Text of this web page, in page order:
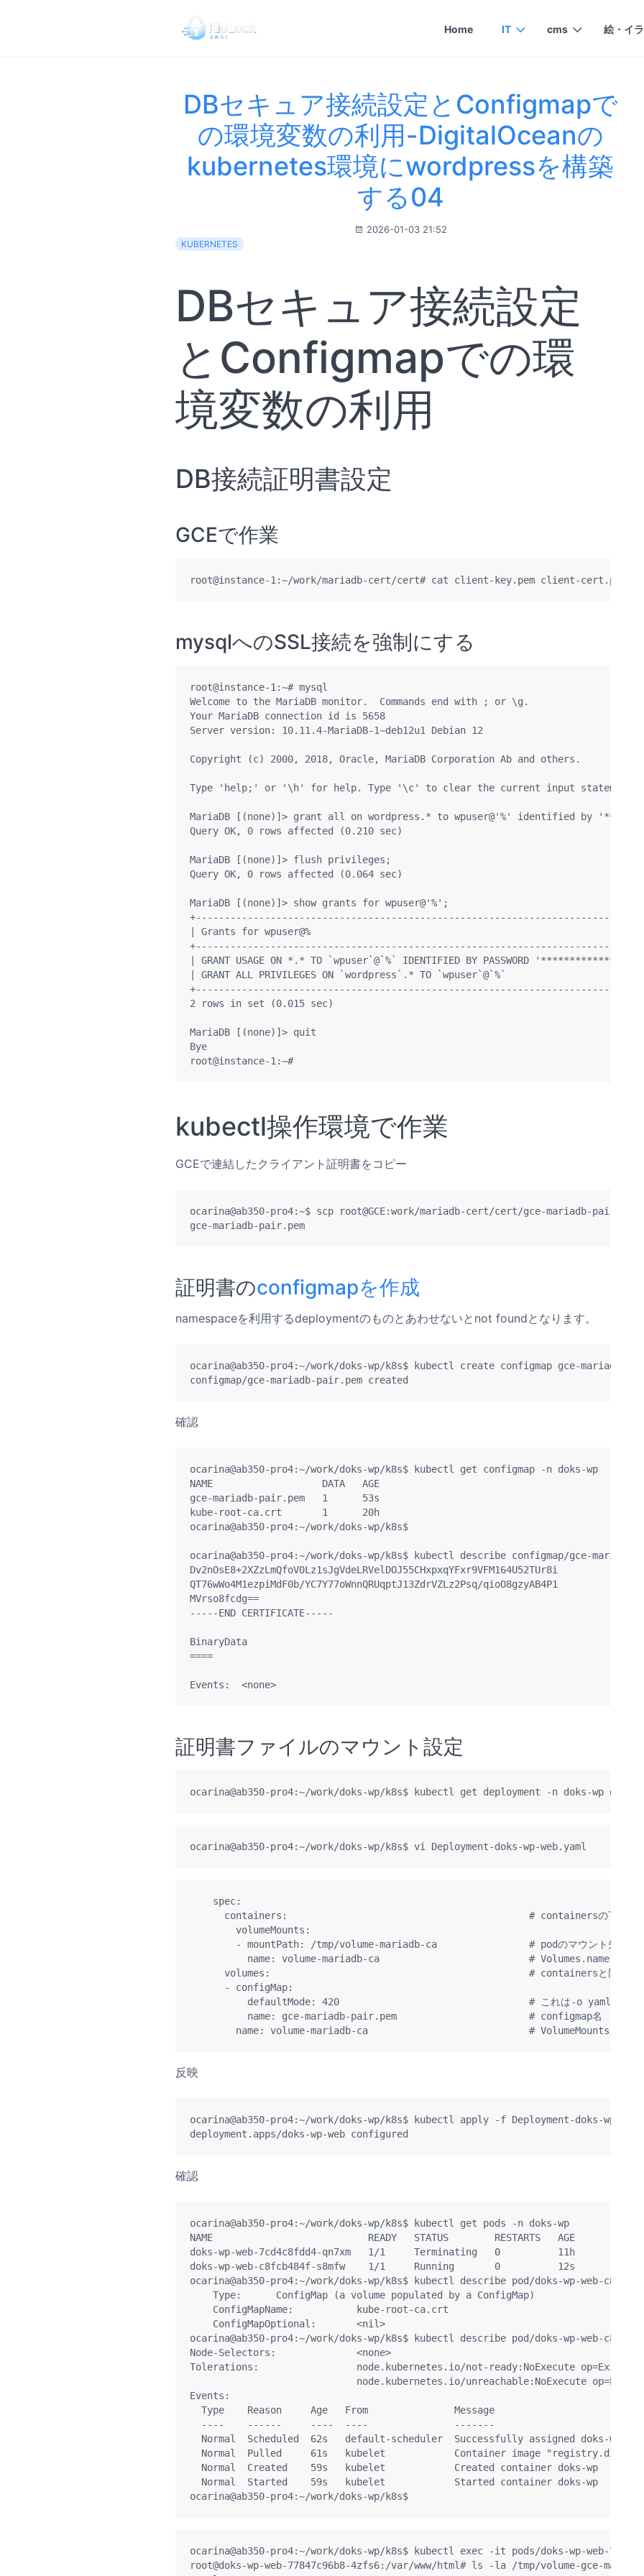
Home IT cms 絵・イ
DBセキュア接続設定とConfigmapで
の環境変数の利用-DigitalOceanの
kubernetes環境にwordpressを構築
する04
2026-01-03 21:52
KUBERNETES
DBセキュア接続設定
とConfigmapでの環
境変数の利用
DB接続証明書設定
GCEで作業
root@instance-1:~/work/mariadb-cert/cert# cat client-key.pem client-cert.pem ../
mysqlへのSSL接続を強制にする
root@instance-1:~# mysql
Welcome to the MariaDB monitor.  Commands end with ; or \g.
Your MariaDB connection id is 5658
Server version: 10.11.4-MariaDB-1~deb12u1 Debian 12
Copyright (c) 2000, 2018, Oracle, MariaDB Corporation Ab and others.
Type 'help;' or '\h' for help. Type '\c' to clear the current input statement.
MariaDB [(none)]> grant all on wordpress.* to wpuser@'%' identified by '*******'
Query OK, 0 rows affected (0.210 sec)
MariaDB [(none)]> flush privileges;
Query OK, 0 rows affected (0.064 sec)
MariaDB [(none)]> show grants for wpuser@'%';
| Grants for wpuser@%
| GRANT USAGE ON *.* TO `wpuser`@`%` IDENTIFIED BY PASSWORD
| GRANT ALL PRIVILEGES ON `wordpress`.* TO `wpuser`@`%`
2 rows in set (0.015 sec)
MariaDB [(none)]> quit
Bye
root@instance-1:~#
kubectl操作環境で作業
GCEで連結したクライアント証明書をコピー
ocarina@ab350-pro4:~$ scp root@GCE:work/mariadb-cert/cert/gce-mariadb-
gce-mariadb-pair.pem
証明書のconfigmapを作成
namespaceを利用するdeploymentのものとあわせないとnot foundとなります。
ocarina@ab350-pro4:~/work/doks-wp/k8s$ kubectl create configmap gce-
確認
ocarina@ab350-pro4:~/work/doks-wp/k8s$ kubectl get configmap -n doks-wp
NAME                   DATA   AGE
gce-mariadb-pair.pem   1      53s
kube-root-ca.crt       1      20h
ocarina@ab350-pro4:~/work/doks-wp/k8s$
ocarina@ab350-pro4:~/work/doks-wp/k8s$ kubectl describe configmap/gce-
Dv2nOsE8+2XZzLmQfoV0Lz1sJgVdeLRVelDOJ55CHxpxqYFxr9VFM164U52TUr8i
QT76wWo4M1ezpiMdF0b/YC7Y77oWnnQRUqptJ13ZdrVZLz2Psq/qioO8gzyAB4P1
MVrso8fcdg==
-----END CERTIFICATE-----
BinaryData
====
Events:  <none>
証明書ファイルのマウント設定
ocarina@ab350-pro4:~/work/doks-wp/k8s$ kubectl get deployment -n doks-wp doks-
ocarina@ab350-pro4:~/work/doks-wp/k8s$ vi Deployment-doks-wp-web.yaml
    spec:
containers:                                          # containersの下に
        volumeMounts:
- mountPath: /tmp/volume-mariadb-ca                # podのマウント先ディレ
name: volume-mariadb-ca                          # Volumes.nameと合わ
volumes:                                             # containersと同レベル
      - configMap:
defaultMode: 420                                 # これは-o yamlしたら
          name: gce-mariadb-pair.pem                       # configmap名
反映
ocarina@ab350-pro4:~/work/doks-wp/k8s$ kubectl apply -f Deployment-doks-wp-
deployment.apps/doks-wp-web configured
確認
ocarina@ab350-pro4:~/work/doks-wp/k8s$ kubectl get pods -n doks-wp
NAME                           READY   STATUS        RESTARTS   AGE
doks-wp-web-7cd4c8fdd4-qn7xm   1/1     Terminating   0          11h
doks-wp-web-c8fcb484f-s8mfw    1/1     Running       0          12s
ocarina@ab350-pro4:~/work/doks-wp/k8s$ kubectl describe pod/doks-wp-web-
    Type:      ConfigMap (a volume populated by a ConfigMap)
    ConfigMapName:           kube-root-ca.crt
    ConfigMapOptional:       <nil>
ocarina@ab350-pro4:~/work/doks-wp/k8s$ kubectl describe pod/doks-wp-web-
Node-Selectors:              <none>
Tolerations:                 node.kubernetes.io/not-ready:NoExecute op=Exists
node.kubernetes.io/unreachable:NoExecute op=Exists
Events:
  Type    Reason     Age   From               Message
  ----    ------     ----  ----               -------
Normal  Scheduled  62s   default-scheduler  Successfully assigned doks-wp/
Normal  Pulled     61s   kubelet            Container image
  Normal  Created    59s   kubelet            Created container doks-wp
  Normal  Started    59s   kubelet            Started container doks-wp
ocarina@ab350-pro4:~/work/doks-wp/k8s$ kubectl exec -it pods/doks-wp-web-
root@doks-wp-web-77847c96b8-4zfs6:/var/www/html# ls -la /tmp/volume-gce-